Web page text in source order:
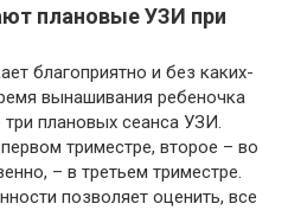
плановые УЗИ при
благоприятно и без каких-
вынашивания ребеночка
плановых сеанса УЗИ.
триместре, второе – во
– в третьем триместре.
позволяет оценить, все